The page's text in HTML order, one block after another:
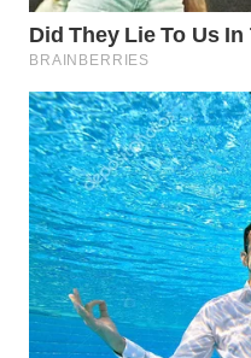
WN
INDRAMAYU
WN
KUNINGAN
WN
MAJALENGKA
WN
SUBANG